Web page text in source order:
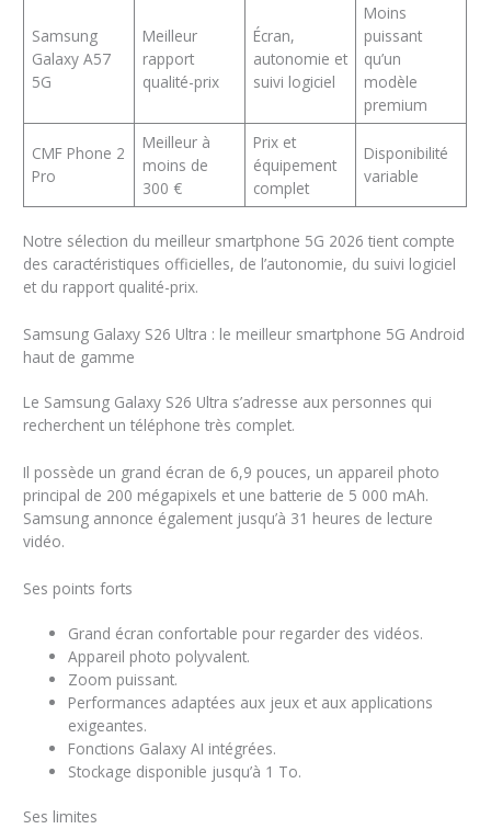
Samsung
Galaxy A57
5G
Meilleur
rapport
qualité-prix
Écran,
autonomie et
suivi logiciel
Moins
puissant
qu’un
modèle
premium
CMF Phone 2
Pro
Meilleur à
moins de
300 €
Prix et
équipement
complet
Disponibilité
variable
Notre sélection du meilleur smartphone 5G 2026 tient compte
des caractéristiques officielles, de l’autonomie, du suivi logiciel
et du rapport qualité-prix.
Samsung Galaxy S26 Ultra : le meilleur smartphone 5G Android
haut de gamme
Le Samsung Galaxy S26 Ultra s’adresse aux personnes qui
recherchent un téléphone très complet.
Il possède un grand écran de 6,9 pouces, un appareil photo
principal de 200 mégapixels et une batterie de 5 000 mAh.
Samsung annonce également jusqu’à 31 heures de lecture
vidéo.
Ses points forts
Grand écran confortable pour regarder des vidéos.
Appareil photo polyvalent.
Zoom puissant.
Performances adaptées aux jeux et aux applications
exigeantes.
Fonctions Galaxy AI intégrées.
Stockage disponible jusqu’à 1 To.
Ses limites